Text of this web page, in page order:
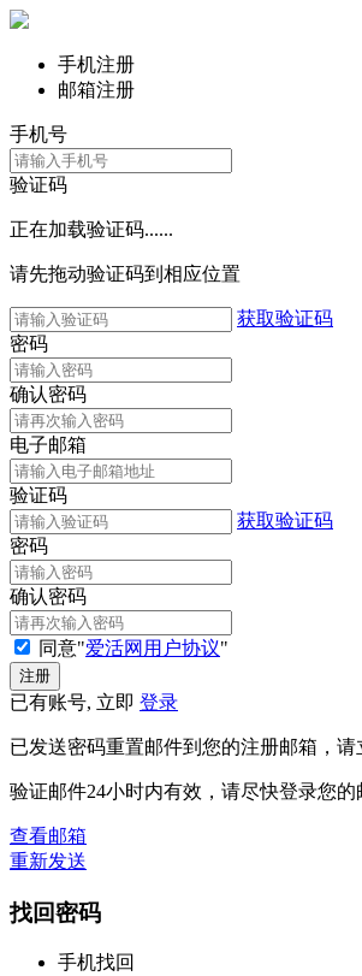
手机注册
邮箱注册
手机号
验证码
正在加载验证码......
请先拖动验证码到相应位置
获取验证码
密码
确认密码
电子邮箱
验证码
获取验证码
密码
确认密码
同意"爱活网用户协议"
已有账号, 立即 登录
已发送密码重置邮件到您的注册邮箱，请
验证邮件24小时内有效，请尽快登录您
查看邮箱
重新发送
找回密码
手机找回